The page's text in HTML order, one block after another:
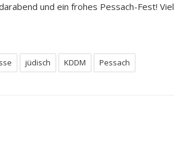
und ein frohes Pessach-Fest! Viel
jüdisch KDDM Pessach